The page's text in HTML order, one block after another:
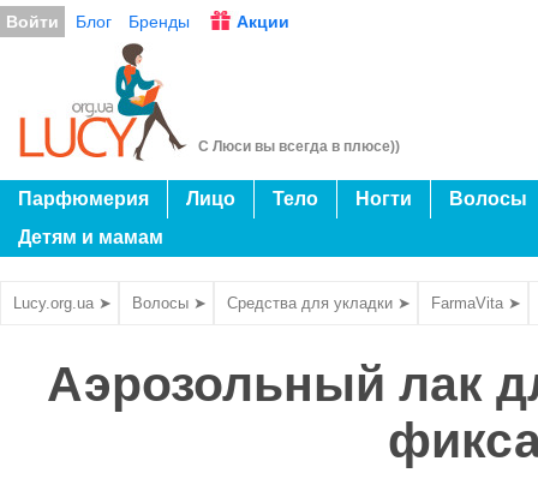
Войти Блог Бренды Акции
С Люси вы всегда в плюсе))
Парфюмерия Лицо Тело Ногти
Волосы
Детям и мамам
Lucy.org.ua ➤ Волосы ➤ Средства для укладки ➤ FarmaVita ➤
Аэрозольный лак